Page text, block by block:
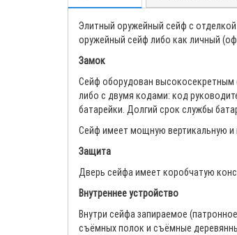
Элитный оружейный сейф с
оружейный сейф либо как личный
Замок
Сейф оборудован
либо с двумя кодами: код
батарейки. Долгий срок службы
Сейф имеет мощную вертикальную и
Защита
Дверь сейфа имеет коробчатую
Внутреннее устройство
Внутри сейфа запираемое
съёмных полок и съёмные